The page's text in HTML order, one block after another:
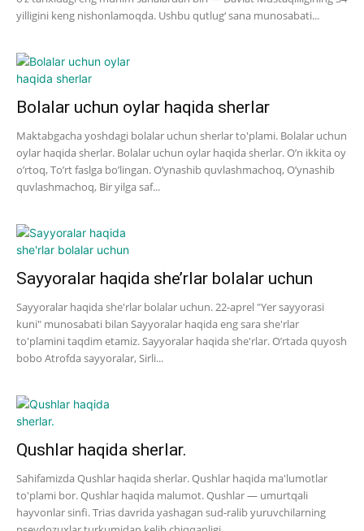
yilligini keng nishonlamoqda. Ushbu qutlug‘ sana munosabati...
Bolalar uchun oylar haqida sherlar
Maktabgacha yoshdagi bolalar uchun sherlar to'plami. Bolalar uchun
oylar haqida sherlar. Bolalar uchun oylar haqida sherlar. O’n ikkita oy
o’rtoq, To’rt faslga bo’lingan. O’ynashib quvlashmachoq, O’ynashib
quvlashmachoq, Bir yilga saf...
Sayyoralar haqida she’rlar bolalar uchun
Sayyoralar haqida she'rlar bolalar uchun. 22-aprel "Yer sayyorasi
kuni" munosabati bilan Sayyoralar haqida eng sara she'rlar
to'plamini taqdim etamiz. Sayyoralar haqida she'rlar. O’rtada quyosh
bobo Atrofda sayyoralar, Sirli...
Qushlar haqida sherlar.
Sahifamizda Qushlar haqida sherlar. Qushlar haqida ma'lumotlar
to'plami bor. Qushlar haqida malumot. Qushlar — umurtqali
hayvonlar sinfi. Trias davrida yashagan sud-ralib yuruvchilarning